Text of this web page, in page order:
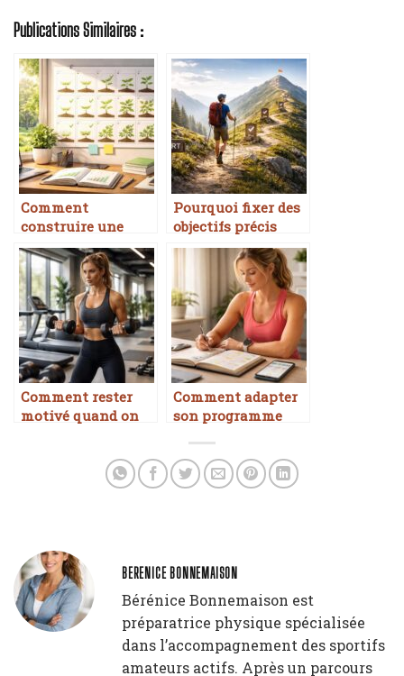
Publications Similaires :
Comment
construire une
progression
durable sur un an
Pourquoi fixer des
objectifs précis
améliore la
progression
Comment rester
motivé quand on
Comment adapter
son programme
BERENICE BONNEMAISON
Bérénice Bonnemaison est
préparatrice physique spécialisée
dans l’accompagnement des sportifs
amateurs actifs. Après un parcours